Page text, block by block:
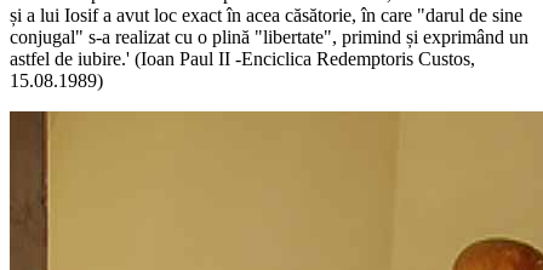
și a lui Iosif a avut loc exact în acea căsătorie, în care "darul de sine
conjugal" s-a realizat cu o plină "libertate", primind și exprimând un
astfel de iubire.' (Ioan Paul II -Enciclica Redemptoris Custos,
15.08.1989)